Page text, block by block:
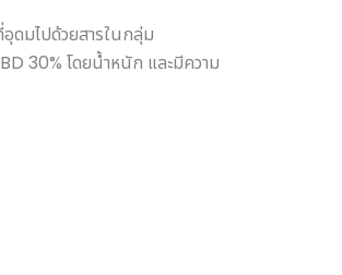
มไปด้วยสารในกลุ่ม
30% โดยน้ำหนัก และมีความ